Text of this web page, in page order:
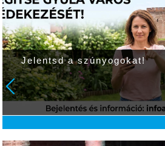
Jelentsd a szúnyogokat!